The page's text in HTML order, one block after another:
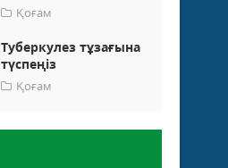
Қоғам
Туберкулез тұзағына
түспеңіз
Қоғам